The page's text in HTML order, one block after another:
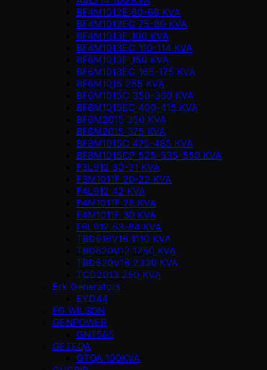
BF4M1012E 60-66 KVA
BF4M1012EC 75-80 KVA
BF4M1013E 100 KVA
BF4M1013EC 110-114 KVA
BF6M1013E 150 KVA
BF6M1013EC 165-175 KVA
BF6M1015 255 KVA
BF6M1015C 350-360 KVA
BF6M1015EC 400-415 KVA
BF6M2015 350 KVA
BF6M2015 375 KVA
BF8M1015C 475-485 KVA
BF8M1015CP 525-535-550 KVA
F3L912 30-31 KVA
F3M1011F 20-22 KVA
F4L912 42 KVA
F4M1011F 28 KVA
F4M1011F 30 KVA
F6L912 63-64 KVA
TBD616V16 1110 KVA
TBD620V12 1750 KVA
TBD620V16 2330 KVA
TCD2013 250 KVA
Erk Generators
EYD44
FG WILSON
GENPOWER
GNT565
GETEQA
GTQA 100KVA